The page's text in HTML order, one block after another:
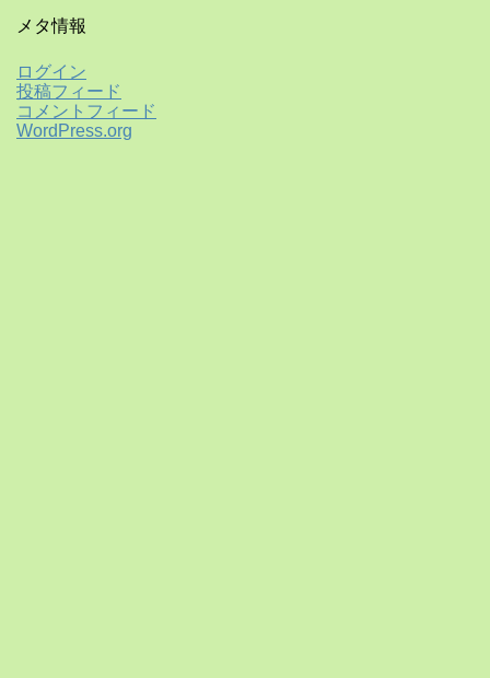
メタ情報
ログイン
投稿フィード
コメントフィード
WordPress.org